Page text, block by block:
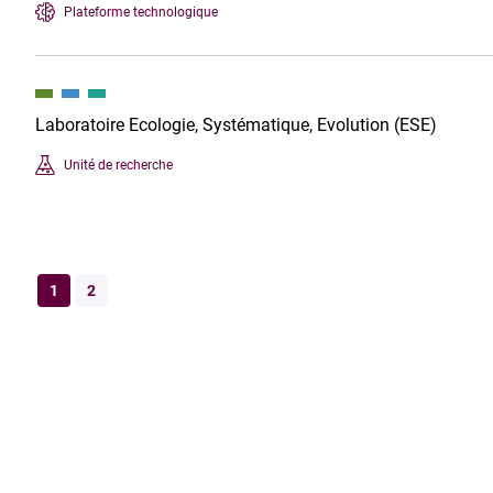
Plateforme technologique
Laboratoire Ecologie, Systématique, Evolution (ESE)
Unité de recherche
1 2